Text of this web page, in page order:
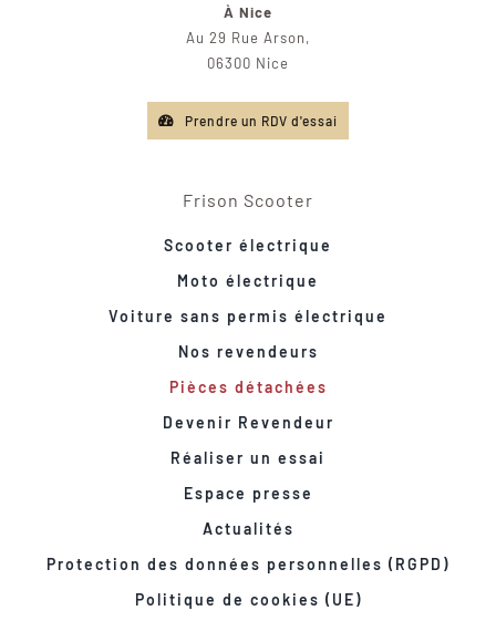
À Nice
Au 29 Rue Arson,
06300 Nice
Prendre un RDV d'essai
Frison Scooter
Scooter électrique
Moto électrique
Voiture sans permis électrique
Nos revendeurs
Pièces détachées
Devenir Revendeur
Réaliser un essai
Espace presse
Actualités
Protection des données personnelles (RGPD)
Politique de cookies (UE)